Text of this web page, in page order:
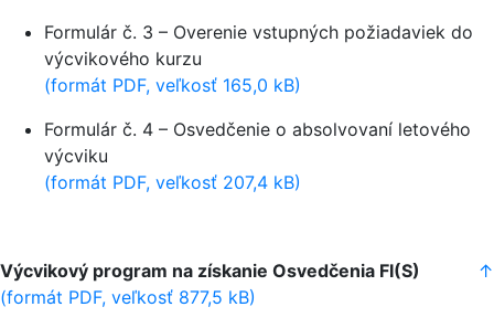
Formulár č. 3 – Overenie vstupných požiadaviek do
výcvikového kurzu
(formát PDF, veľkosť 165,0 kB)
Formulár č. 4 – Osvedčenie o absolvovaní letového
výcviku
(formát PDF, veľkosť 207,4 kB)
Výcvikový program na získanie Osvedčenia FI(S)
↑
(formát PDF, veľkosť 877,5 kB)